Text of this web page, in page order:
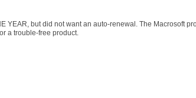
YEAR, but did not want an auto-renewal. The Macrosoft
a trouble-free product.